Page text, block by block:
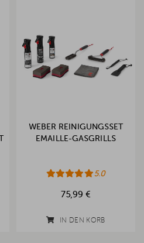
WEBER REINIGUNGSSET
EMAILLE-GASGRILLS
5.0
75,99 €
IN DEN KORB